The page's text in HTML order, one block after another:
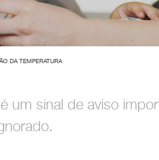
DA TEMPERATURA
um sinal de aviso